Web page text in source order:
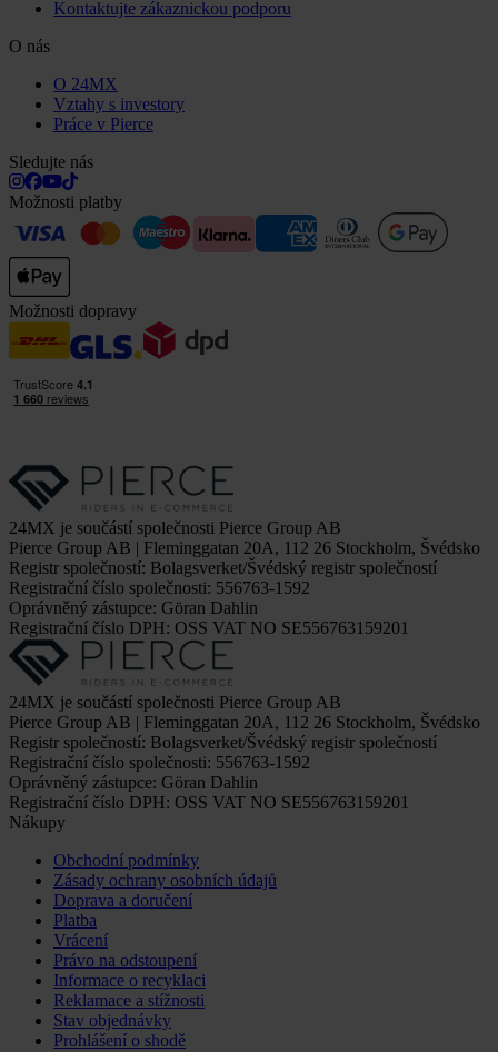
Kontaktujte zákaznickou podporu
O nás
O 24MX
Vztahy s investory
Práce v Pierce
Sledujte nás
Možnosti platby
Možnosti dopravy
24MX je součástí společnosti Pierce Group AB
Pierce Group AB | Fleminggatan 20A, 112 26 Stockholm, Švédsko
Registr společností: Bolagsverket/Švédský registr společností
Registrační číslo společnosti: 556763-1592
Oprávněný zástupce: Göran Dahlin
Registrační číslo DPH: OSS VAT NO SE556763159201
24MX je součástí společnosti Pierce Group AB
Pierce Group AB | Fleminggatan 20A, 112 26 Stockholm, Švédsko
Registr společností: Bolagsverket/Švédský registr společností
Registrační číslo společnosti: 556763-1592
Oprávněný zástupce: Göran Dahlin
Registrační číslo DPH: OSS VAT NO SE556763159201
Nákupy
Obchodní podmínky
Zásady ochrany osobních údajů
Doprava a doručení
Platba
Vrácení
Právo na odstoupení
Informace o recyklaci
Reklamace a stížnosti
Stav objednávky
Prohlášení o shodě